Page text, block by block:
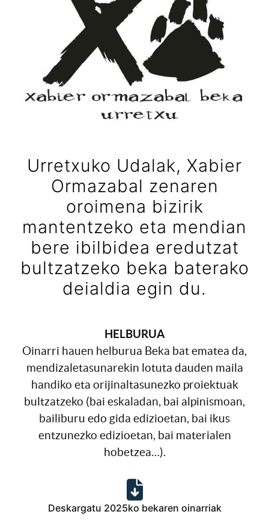
Urretxuko Udalak, Xabier
Ormazabal zenaren
oroimena bizirik
mantentzeko eta mendian
bere ibilbidea eredutzat
bultzatzeko beka baterako
deialdia egin du.
HELBURUA
Oinarri hauen helburua Beka bat ematea da,
mendizaletasunarekin lotuta dauden maila
handiko eta orijinaltasunezko proiektuak
bultzatzeko (bai eskaladan, bai alpinismoan,
bailiburu edo gida edizioetan, bai ikus
entzunezko edizioetan, bai materialen
hobetzea…).
Deskargatu 2025ko bekaren oinarriak